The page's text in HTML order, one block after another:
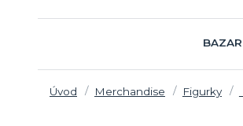
BAZAR
Úvod Merchandise Figurky